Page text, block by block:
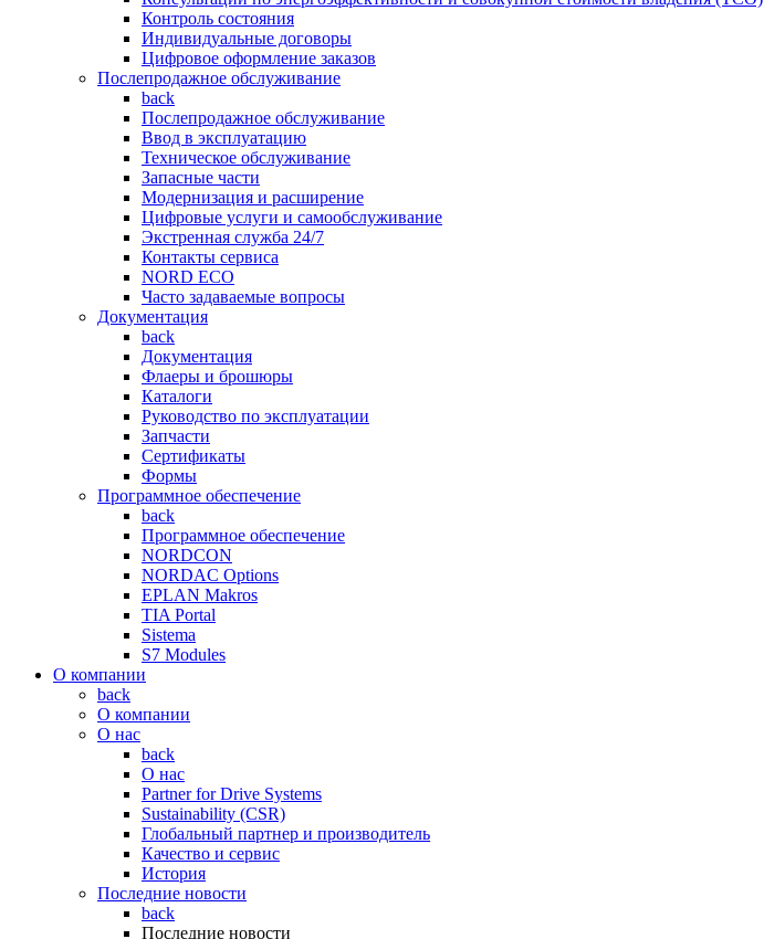
Контроль состояния
Индивидуальные договоры
Цифровое оформление заказов
Послепродажное обслуживание
back
Послепродажное обслуживание
Ввод в эксплуатацию
Техническое обслуживание
Запасные части
Модернизация и расширение
Цифровые услуги и самообслуживание
Экстренная служба 24/7
Контакты сервиса
NORD ECO
Часто задаваемые вопросы
Документация
back
Документация
Флаеры и брошюры
Каталоги
Руководство по эксплуатации
Запчасти
Сертификаты
Формы
Программное обеспечение
back
Программное обеспечение
NORDCON
NORDAC Options
EPLAN Makros
TIA Portal
Sistema
S7 Modules
О компании
back
О компании
О нас
back
О нас
Partner for Drive Systems
Sustainability (CSR)
Глобальный партнер и производитель
Качество и сервис
История
Последние новости
back
Последние новости